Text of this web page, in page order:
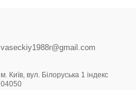
vaseckiy1988r@gmail.com
м. Київ, вул. Білоруська 1 індекс
04050